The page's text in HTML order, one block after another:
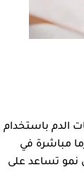
الدم باستخدام
مباشرة في
نمو تساعد على